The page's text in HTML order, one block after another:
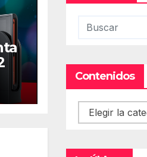
Contenidos
Contenidos